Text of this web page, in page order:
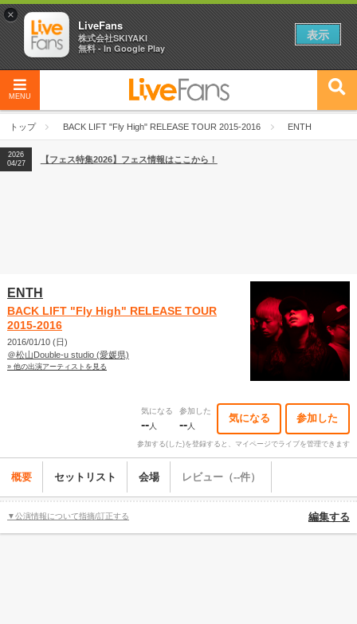
MENU
トップ BACK LIFT "Fly High" RELEASE TOUR 2015-2016 ENTH
2026
04/27
2026
【ライブ動員ランキング】2026年上半期編発表！
2026
04/27
【フェス特集2026】フェス情報はここから！
ENTH
BACK LIFT "Fly High" RELEASE TOUR
2015-2016
2016/01/10 (日)
＠松山Double-u studio (愛媛県)
» 他の出演アーティストを見る
気になる
--人
参加した
--人
気になる 参加した
参加する(した)を登録すると、マイページでライブを管理できます
概要 セットリスト 会場 レビュー（--件）
▼公演情報について指摘/訂正する 編集する
×
LiveFans
株式会社SKIYAKI
無料 - In Google Play
表示